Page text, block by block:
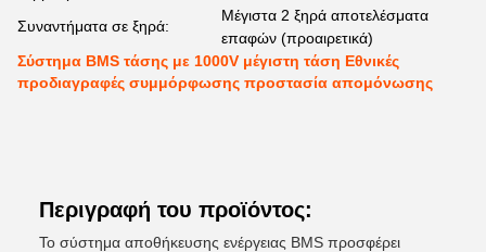
Συναντήματα σε ξηρά:
Μέγιστα 2 ξηρά αποτελέσματα
επαφών (προαιρετικά)
Σύστημα BMS τάσης με 1000V μέγιστη τάση Εθνικές
προδιαγραφές συμμόρφωσης προστασία απομόνωσης
Περιγραφή του προϊόντος:
Το σύστημα αποθήκευσης ενέργειας BMS προσφέρει